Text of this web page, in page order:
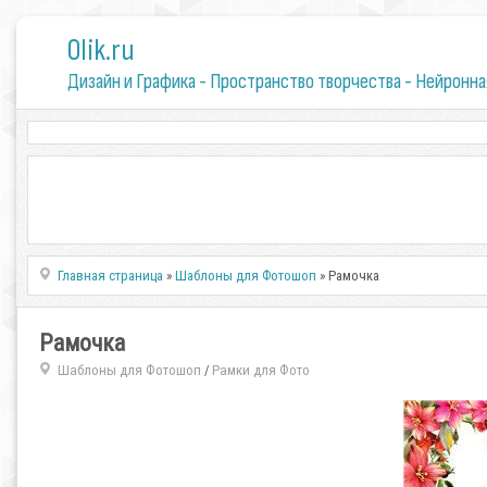
0lik.ru
Дизайн и Графика - Пространство творчества -
Главная страница »Шаблоны для Фотошоп » Рамочка
Рамочка
Шаблоны для Фотошоп / Рамки для Фото